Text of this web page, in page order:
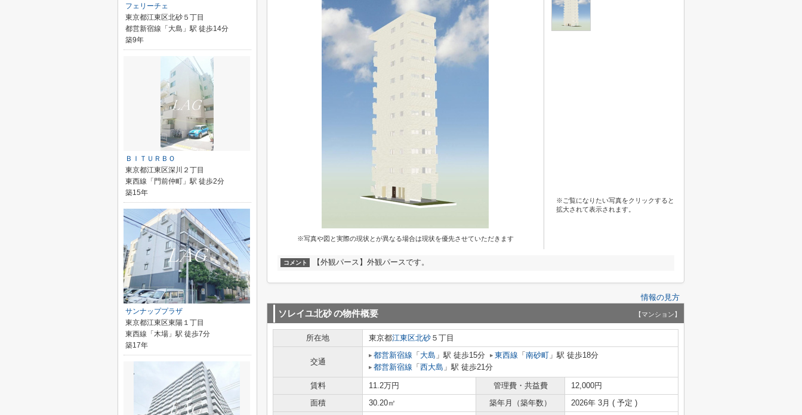
※写真や図と実際の現状とが異なる場合は現状を優先させていただきます
※ご覧になりたい写真をクリックすると
拡大されて表示されます。
コメント 【外観パース】外観パースです。
情報の見方
ソレイユ北砂の物件概要 【マンション】
所在地 東京都江東区北砂 ５丁目
交通
都営新宿線 「 大島 」駅 徒歩15分 東西線 「 南砂町 」駅 徒歩18分
都営新宿線 「 西大島 」駅 徒歩21分
賃料 11.2万円 管理費・共益費
12,000円
面積
30.20㎡ 築年月（築年数）
2026年 3月 ( 予定 )
フェリーチェ
東京都江東区北砂５丁目
都営新宿線「大島」駅 徒歩14分
築9年
ＢＩＴＵＲＢＯ
東京都江東区深川２丁目
東西線「門前仲町」駅 徒歩2分
築15年
サンナッププラザ
東京都江東区東陽１丁目
東西線「木場」駅 徒歩7分
築17年